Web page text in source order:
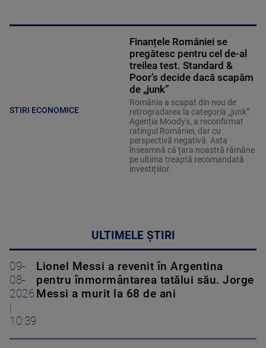
STIRI ECONOMICE
Finanțele României se
pregătesc pentru cel de-al
treilea test. Standard &
Poor’s decide dacă scapăm
de „junk”
România a scapat din nou de
retrogradarea la categoria „junk”.
Agenția Moody's, a reconfirmat
ratingul României, dar cu
perspectivă negativă. Asta
înseamnă că țara noastră rămâne
pe ultima treaptă recomandată
investițiilor.
ULTIMELE ȘTIRI
09-
08-
2026
|
10:39
Lionel Messi a revenit în Argentina
pentru înmormântarea tatălui său. Jorge
Messi a murit la 68 de ani